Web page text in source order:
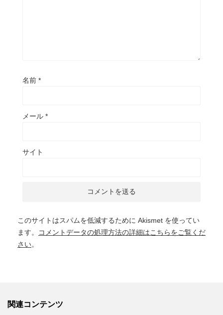
名前 *
メール *
サイト
このサイトはスパムを低減するために Akismet を使ってい
ます。
コメントデータの処理方法の詳細はこちらをご覧くだ
さい。
関連コンテンツ